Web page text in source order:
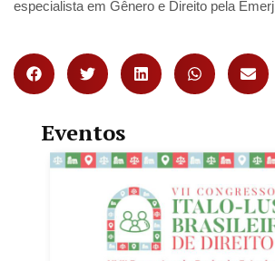
especialista em Gênero e Direito pela Emerj
Eventos